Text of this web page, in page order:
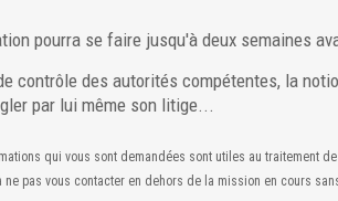
pourra se faire jusqu'à deux semaines
contrôle des autorités compétentes, la
par lui même son litige...
qui vous sont demandées sont utiles au traitement
ne pas vous contacter en dehors de la mission en cours